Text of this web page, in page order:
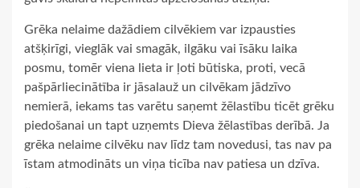
Grēka nelaime dažādiem cilvēkiem var izpausties
atšķirīgi, vieglāk vai smagāk, ilgāku vai īsāku laika
posmu, tomēr viena lieta ir ļoti būtiska, proti, vecā
pašpārliecinātība ir jāsalauž un cilvēkam jādzīvo
nemierā, iekams tas varētu saņemt žēlastību ticēt grēku
piedošanai un tapt uzņemts Dieva žēlastības derībā. Ja
grēka nelaime cilvēku nav līdz tam novedusi, tas nav pa
īstam atmodināts un viņa ticība nav patiesa un dzīva.